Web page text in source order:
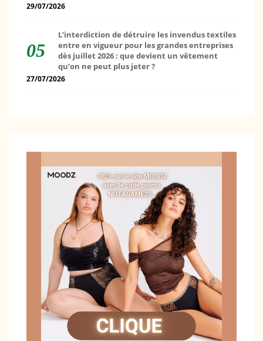
29/07/2026
L’interdiction de détruire les invendus textiles
entre en vigueur pour les grandes entreprises
dès juillet 2026 : que devient un vêtement
qu’on ne peut plus jeter ?
27/07/2026